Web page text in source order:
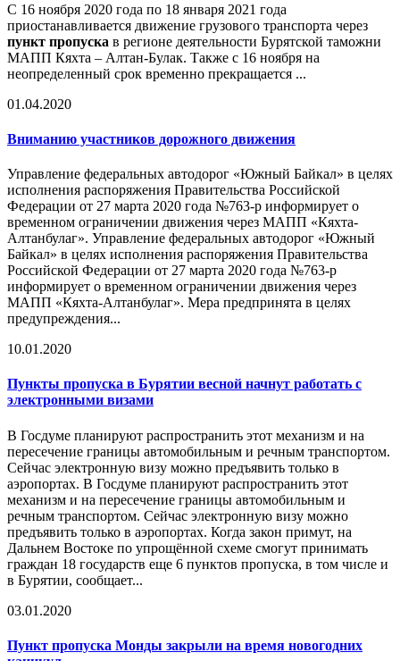
С 16 ноября 2020 года по 18 января 2021 года
приостанавливается движение грузового транспорта через
пункт пропуска в регионе деятельности Бурятской таможни
МАПП Кяхта – Алтан-Булак. Также с 16 ноября на
неопределенный срок временно прекращается ...
01.04.2020
Вниманию участников дорожного движения
Управление федеральных автодорог «Южный Байкал» в целях
исполнения распоряжения Правительства Российской
Федерации от 27 марта 2020 года №763-р информирует о
временном ограничении движения через МАПП «Кяхта-
Алтанбулаг». Управление федеральных автодорог «Южный
Байкал» в целях исполнения распоряжения Правительства
Российской Федерации от 27 марта 2020 года №763-р
информирует о временном ограничении движения через
МАПП «Кяхта-Алтанбулаг». Мера предпринята в целях
предупреждения...
10.01.2020
Пункты пропуска в Бурятии весной начнут работать с
электронными визами
В Госдуме планируют распространить этот механизм и на
пересечение границы автомобильным и речным транспортом.
Сейчас электронную визу можно предъявить только в
аэропортах. В Госдуме планируют распространить этот
механизм и на пересечение границы автомобильным и
речным транспортом. Сейчас электронную визу можно
предъявить только в аэропортах. Когда закон примут, на
Дальнем Востоке по упрощённой схеме смогут принимать
граждан 18 государств еще 6 пунктов пропуска, в том числе и
в Бурятии, сообщает...
03.01.2020
Пункт пропуска Монды закрыли на время новогодних